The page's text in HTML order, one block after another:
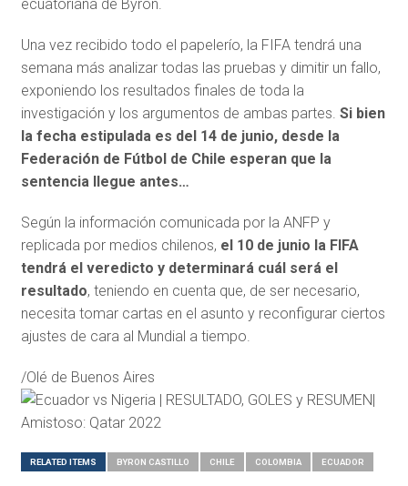
ecuatoriana de Byron.
Una vez recibido todo el papelerío, la FIFA tendrá una
semana más analizar todas las pruebas y dimitir un fallo,
exponiendo los resultados finales de toda la
investigación y los argumentos de ambas partes. Si bien
la fecha estipulada es del 14 de junio, desde la
Federación de Fútbol de Chile esperan que la
sentencia llegue antes…
Según la información comunicada por la ANFP y
replicada por medios chilenos, el 10 de junio la FIFA
tendrá el veredicto y determinará cuál será el
resultado, teniendo en cuenta que, de ser necesario,
necesita tomar cartas en el asunto y reconfigurar ciertos
ajustes de cara al Mundial a tiempo.
/Olé de Buenos Aires
RELATED ITEMS BYRON CASTILLO CHILE COLOMBIA ECUADOR